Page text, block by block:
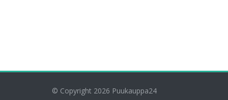
© Copyright 2026 Puukauppa24